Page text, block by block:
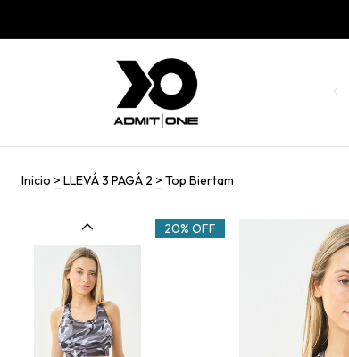
Inicio > LLEVÁ 3 PAGÁ 2 > Top Biertam
20% OFF